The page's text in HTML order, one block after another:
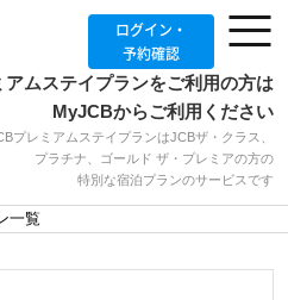
ログイン・
予約確認
ムステイプランをご利用の方は
MyJCBからご利用ください
プレミアムステイプランはJCBザ・クラス、
プラチナ、ゴールド ザ・プレミアの方の
特別な宿泊プランのサービスです
一覧